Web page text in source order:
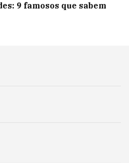
9 famosos que sabem